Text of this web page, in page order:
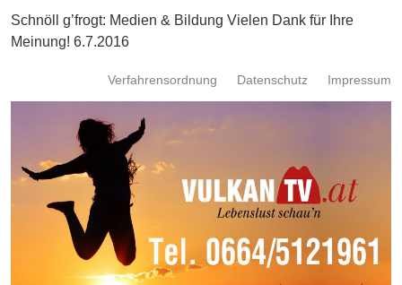
Energie
Schnöll
Podcast
Schnöll g’frogt: Medien & Bildung Vielen Dank für Ihre
Meinung! 6.7.2016
Impressum
Datenschutz
Verfahrensordnung